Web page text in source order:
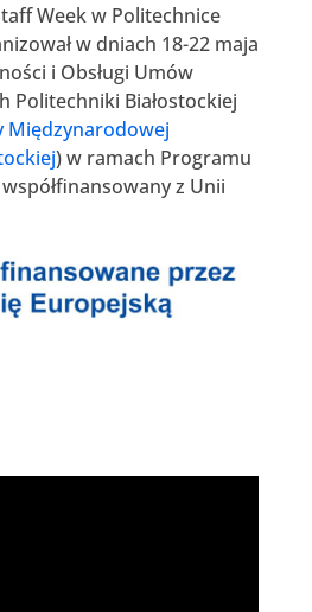
Week w Politechnice
w dniach 18-22 maja
i Obsługi Umów
Politechniki Białostockiej
Międzynarodowej
) w ramach Programu
z Unii